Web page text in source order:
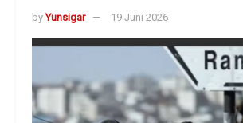
by Yunsigar 19 Juni 2026